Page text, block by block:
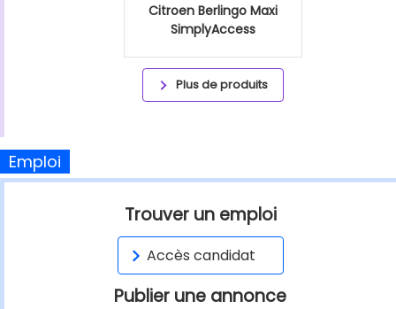
Citroen Berlingo Maxi
SimplyAccess
Plus de produits
Emploi
Trouver un emploi
Accès candidat
Publier une annonce